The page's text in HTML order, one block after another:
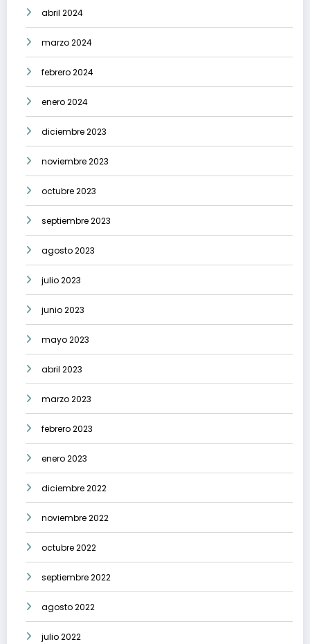
abril 2024
marzo 2024
febrero 2024
enero 2024
diciembre 2023
noviembre 2023
octubre 2023
septiembre 2023
agosto 2023
julio 2023
junio 2023
mayo 2023
abril 2023
marzo 2023
febrero 2023
enero 2023
diciembre 2022
noviembre 2022
octubre 2022
septiembre 2022
agosto 2022
julio 2022